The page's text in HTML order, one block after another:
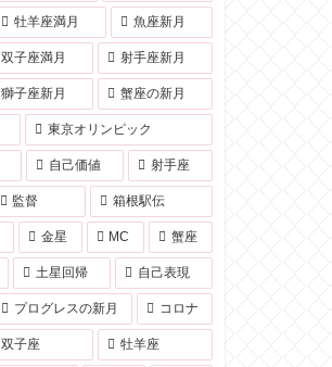
牡羊座満月 魚座新月
双子座満月 射手座新月
獅子座新月 蟹座の新月
東京オリンピック
自己価値 射手座
監督 箱根駅伝
金星 MC 蟹座
土星回帰 自己表現
プログレスの新月 コロナ
双子座 牡羊座